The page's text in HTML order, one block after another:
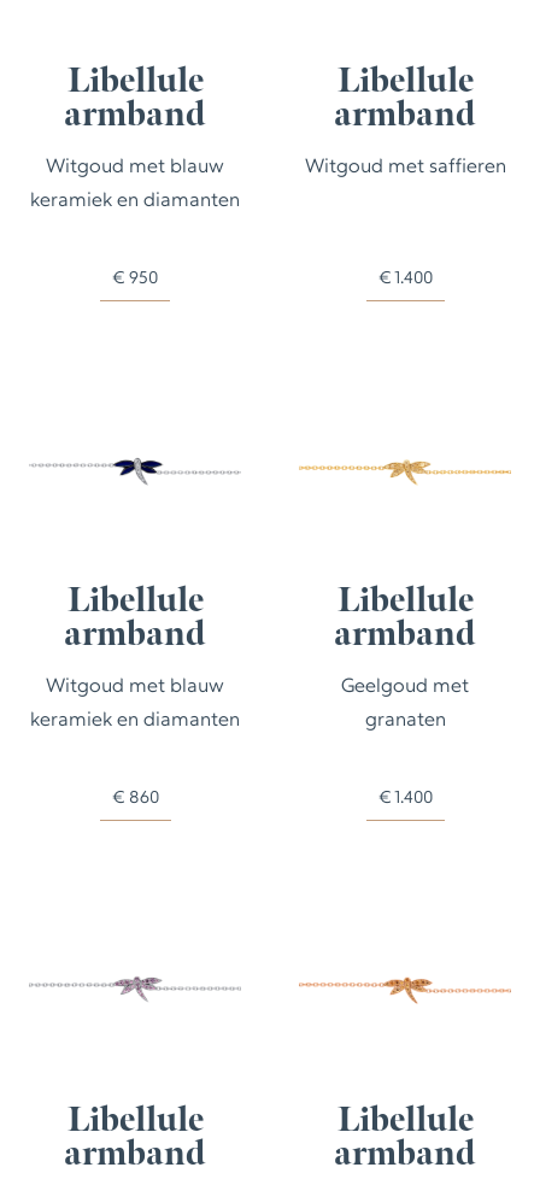
Libellule
armband
Witgoud met blauw
keramiek en diamanten
€ 950
Libellule
armband
Witgoud met saffieren
€ 1.400
Libellule
armband
Witgoud met blauw
keramiek en diamanten
€ 860
Libellule
armband
Geelgoud met
granaten
€ 1.400
Libellule
armband
Libellule
armband